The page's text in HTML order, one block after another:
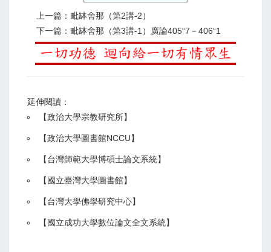
上一篇：毗缽舍那（第2講-2）
下一篇：毗缽舍那（第3講-1）廣論405“7－406“1
延伸閱讀：
【政治大學宗教研究所】
【政治大學圖書館NCCU】
【台灣師範大學博碩士論文系統】
【 國立臺灣大學圖書館】
【台灣大學佛學研究中心】
【 國立成功大學數位論文全文系統】